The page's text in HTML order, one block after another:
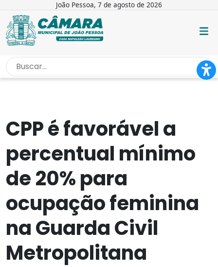
João Pessoa, 7 de agosto de 2026
INÍCIO /
CPP é favorável a
percentual mínimo
de 20% para
ocupação feminina
na Guarda Civil
Metropolitana